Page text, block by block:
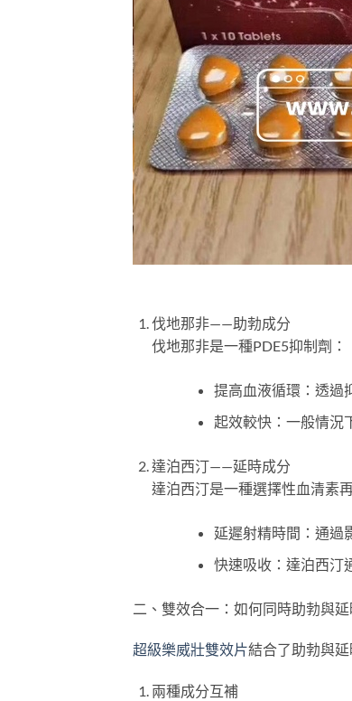
伐地那非——助勃成分
伐地那非是一種PDE5抑制劑：
提高血液循環：透過
起效較快：一般情況
達泊西汀——延時成分
達泊西汀是一種選擇性血清素
延遲射精時間：通過
快速吸收：達泊西汀
二、雙效合一：如何同時助勃與延
超級樂威壯雙效片結合了助勃與
兩種成分互補